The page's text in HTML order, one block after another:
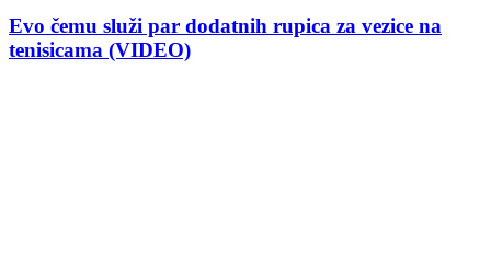
Evo čemu služi par dodatnih rupica za vezice na
tenisicama (VIDEO)